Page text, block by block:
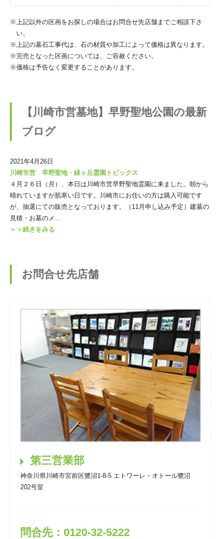
※上記以外の区画をお探しの場合はお問合せ先店舗までご相談下さ
い。
※上記の墓石工事代は、石の材質や加工によって価格は異なります。
※完売となった区画については、ご容赦ください。
※価格は予告なく変更することがあります。
【川崎市営墓地】早野聖地公園の最新
ブログ
2021年4月26日
川崎市営 早野聖地・緑ヶ丘霊園トピックス
４月２６日（月）、本日は川崎市営早野聖地霊園に来ました。朝から
晴れていますが肌寒い日です。川崎市にお住いの方は購入可能です
が、抽選にての販売となっております。（11月申し込み予定）建墓の
見積・お墓のメ…
＞＞続きをみる
お問合せ先店舗
第三営業部
神奈川県川崎市宮前区鷺沼1-8-5 エトワーレ・オトール鷺沼
202号室
問合先：0120-32-5222